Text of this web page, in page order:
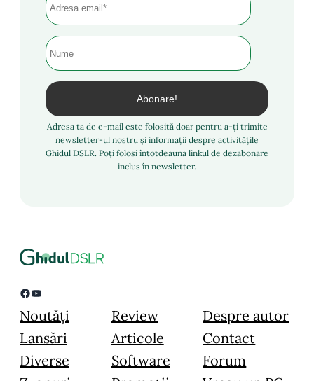
Adresa ta de e-mail este folosită doar pentru a-ți trimite
newsletter-ul nostru și informații despre activitățile
Ghidul DSLR. Poți folosi întotdeauna linkul de dezabonare
inclus în newsletter.
Facebook YouTube
Noutăți
Lansări
Diverse
Review
Articole
Software
Despre autor
Contact
Forum